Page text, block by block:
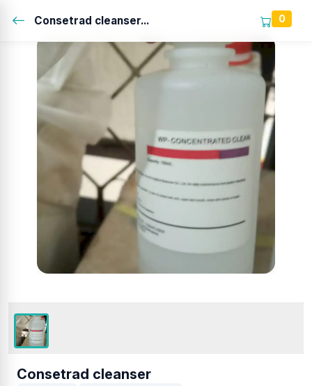
Consetrad cleanser... 0
Consetrad cleanser